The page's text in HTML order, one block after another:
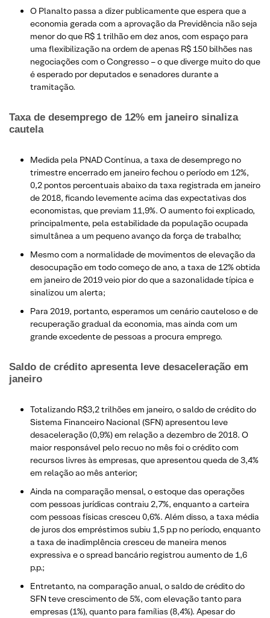
O Planalto passa a dizer publicamente que espera que a
economia gerada com a aprovação da Previdência não seja
menor do que R$ 1 trilhão em dez anos, com espaço para
uma flexibilização na ordem de apenas R$ 150 bilhões nas
negociações com o Congresso – o que diverge muito do que
é esperado por deputados e senadores durante a
tramitação.
Taxa de desemprego de 12% em janeiro sinaliza
cautela
Medida pela PNAD Contínua, a taxa de desemprego no
trimestre encerrado em janeiro fechou o período em 12%,
0,2 pontos percentuais abaixo da taxa registrada em janeiro
de 2018, ficando levemente acima das expectativas dos
economistas, que previam 11,9%. O aumento foi explicado,
principalmente, pela estabilidade da população ocupada
simultânea a um pequeno avanço da força de trabalho;
Mesmo com a normalidade de movimentos de elevação da
desocupação em todo começo de ano, a taxa de 12% obtida
em janeiro de 2019 veio pior do que a sazonalidade típica e
sinalizou um alerta;
Para 2019, portanto, esperamos um cenário cauteloso e de
recuperação gradual da economia, mas ainda com um
grande excedente de pessoas a procura emprego.
Saldo de crédito apresenta leve desaceleração em
janeiro
Totalizando R$3,2 trilhões em janeiro, o saldo de crédito do
Sistema Financeiro Nacional (SFN) apresentou leve
desaceleração (0,9%) em relação a dezembro de 2018. O
maior responsável pelo recuo no mês foi o crédito com
recursos livres às empresas, que apresentou queda de 3,4%
em relação ao mês anterior;
Ainda na comparação mensal, o estoque das operações
com pessoas jurídicas contraiu 2,7%, enquanto a carteira
com pessoas físicas cresceu 0,6%. Além disso, a taxa média
de juros dos empréstimos subiu 1,5 p.p no período, enquanto
a taxa de inadimplência cresceu de maneira menos
expressiva e o spread bancário registrou aumento de 1,6
p.p.;
Entretanto, na comparação anual, o saldo de crédito do
SFN teve crescimento de 5%, com elevação tanto para
empresas (1%), quanto para famílias (8,4%). Apesar do